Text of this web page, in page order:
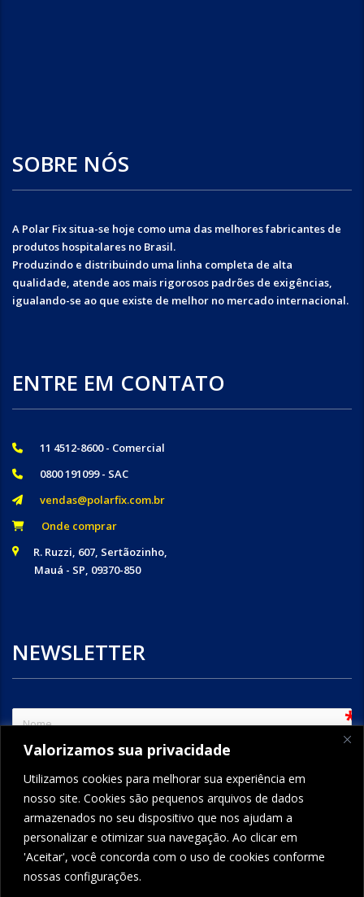
Valorizamos sua privacidade
Utilizamos cookies para melhorar sua experiência em
nosso site. Cookies são pequenos arquivos de dados
armazenados no seu dispositivo que nos ajudam a
personalizar e otimizar sua navegação. Ao clicar em
'Aceitar', você concorda com o uso de cookies conforme
nossas configurações.
SOBRE NÓS
A Polar Fix situa-se hoje como uma das melhores fabricantes de
produtos hospitalares no Brasil.
Produzindo e distribuindo uma linha completa de alta
qualidade, atende aos mais rigorosos padrões de exigências,
igualando-se ao que existe de melhor no mercado internacional.
ENTRE EM CONTATO
11 4512-8600 - Comercial
0800 191099 - SAC
vendas@polarfix.com.br
Onde comprar
R. Ruzzi, 607, Sertãozinho,
Mauá - SP, 09370-850
NEWSLETTER
FORMCRAFT - WORDPRESS FORM BUILDER